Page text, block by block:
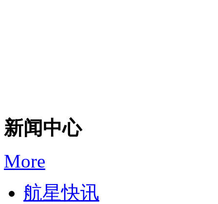
新闻中心
More
航星快讯